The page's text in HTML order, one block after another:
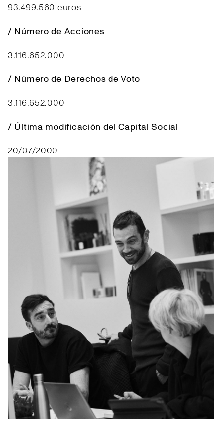
93.499.560 euros
/ Número de Acciones
3.116.652.000
/ Número de Derechos de Voto
3.116.652.000
/ Última modificación del Capital Social
20/07/2000